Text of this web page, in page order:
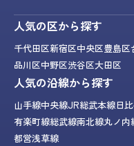
人気の区から探す
千代田区新宿区中央区豊島区
品川区中野区渋谷区大田区
人気の沿線から探す
山手線中央線JR総武本線日
有楽町線総武線南北線丸ノ内
都営浅草線